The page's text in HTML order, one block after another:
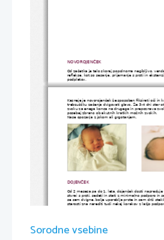
NOVOROJENČEK
Od začetka je telo skoraj popolnoma negibljivo,
reflekse, kot so sesanje, prijemanje s prsti in
podplatov.
Kasneje je novorojenček že sposoben fiksirati oči in
trebzuščku začenja dvigovati glavo. Že 3-4 dni star
zvoku za enega konca na drugega in prepoznava
posebej zbrano ob akutnih kratkih močnih zvokih.
Nase opozarja z jokom ali grgotanjem.
DOJENČEK
Od 2 meseca pa do 1. leta, dojenček dosti
stvrai s prsti, sedeti in stati z minimalno podporo in
se sam dvigne, bolje uporablja prste in sam drži
starosti zna narediti tudi nekaj korakov z lažjo
Vedno bolj posnema glasove in prva beseda, ki jo
z večkratnim pomenom. Otrokov glavni izraz na
razlike med dečki in deklicami v odnosu do igrač in
Sorodne vsebine